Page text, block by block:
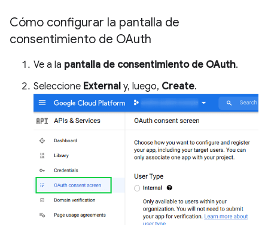
Cómo configurar la pantalla de
consentimiento de OAuth
Ve a la pantalla de consentimiento de OAuth.
Seleccione External y, luego, Create.